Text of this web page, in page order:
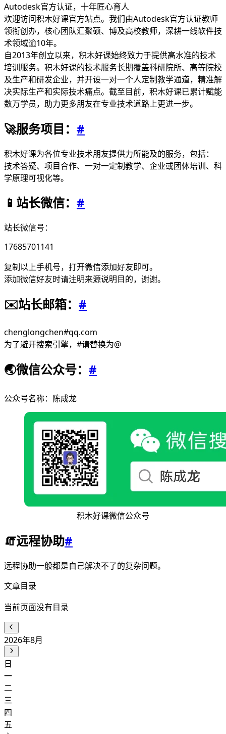
Autodesk官方认证，十年匠心育人
欢迎访问积木好课官方站点。我们由Autodesk官方认证教师
领衔创办，核心团队汇聚硕、博及高校教师，深耕一线软件技
术领域逾10年。
自2013年创立以来，积木好课始终致力于提供高水准的技术
培训服务。积木好课的技术服务长期覆盖科研院所、高等院校
及生产和研发企业，并开设一对一个人定制教学通道，精准解
决实际生产和实际技术痛点。截至目前，积木好课已累计赋能
数万学员，助力更多朋友在专业技术道路上更进一步。
🚀服务项目： #
积木好课为各位专业技术朋友提供力所能及的服务，包括：
技术答疑、项目合作、一对一定制教学、企业或团体培训、科
学原理可视化等。
📱站长微信： #
站长微信号：
17685701141
复制以上手机号，打开微信添加好友即可。
添加微信好友时请注明来源说明目的，谢谢。
✉️站长邮箱： #
chenglongchen#qq.com
为了避开搜索引擎，#请替换为@
🌏微信公众号： #
公众号名称：陈成龙
积木好课微信公众号
🧯远程协助#
远程协助一般都是自己解决不了的复杂问题。
文章目录
当前页面没有目录
2026年8月
日
一
二
三
四
五